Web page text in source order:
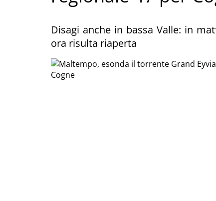
Disagi anche in bassa Valle: in
ora risulta riaperta